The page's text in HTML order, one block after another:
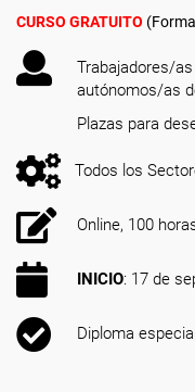
CURSO GRATUITO
Trabajadores/
autónomos/as
Plazas para
Todos los
Online, 100
INICIO: 17 de
Diploma